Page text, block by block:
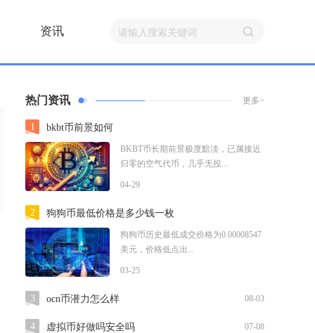
资讯
热门资讯 更多>
1 bkbt币前景如何
BKBT币长期前景极度黯淡，已属接近
归零的空气代币，几乎无投...
04-29
2 狗狗币最低价格是多少钱一枚
狗狗币历史最低成交价格为0.00008547
美元，价格低点出...
03-25
3 ocn币潜力怎么样 08-03
4 虚拟币好做吗安全吗 07-08